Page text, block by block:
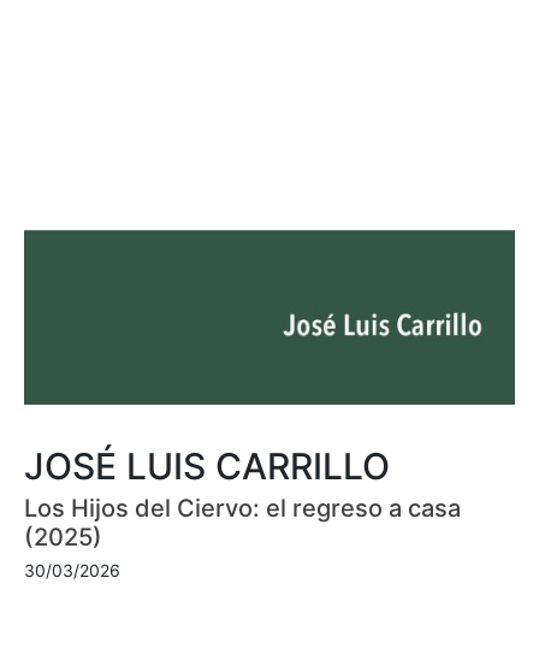
JOSÉ LUIS CARRILLO
Los Hijos del Ciervo: el regreso a casa
(2025)
30/03/2026